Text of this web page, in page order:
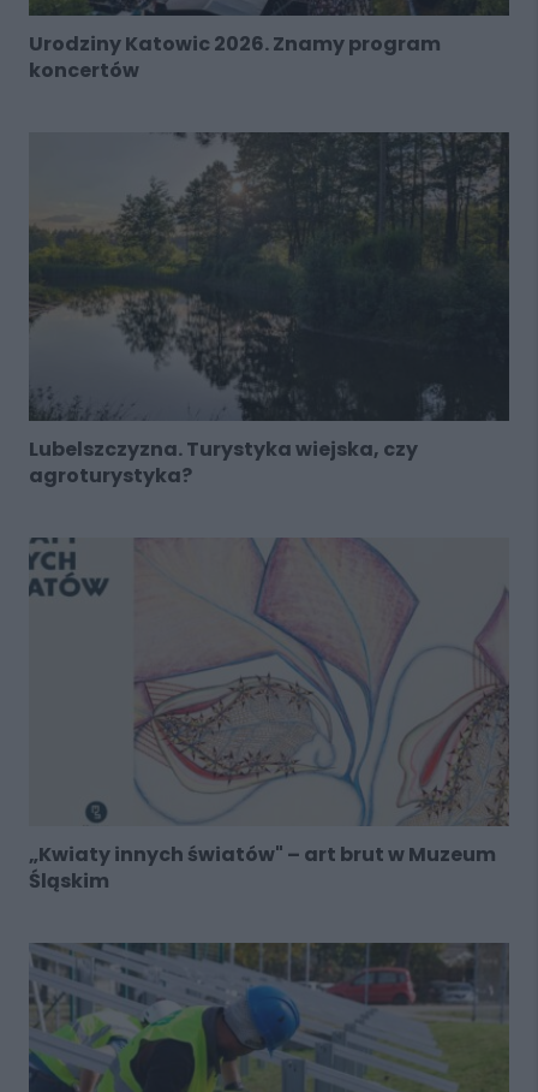
Urodziny Katowic 2026. Znamy program
koncertów
Lubelszczyzna. Turystyka wiejska, czy
agroturystyka?
„Kwiaty innych światów" – art brut w Muzeum
Śląskim